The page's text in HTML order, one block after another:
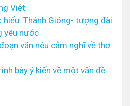
Việt
hiểu: Thánh Gióng- tượng đài
yêu nước
văn nêu cảm nghĩ về thơ
bày ý kiến về một vấn đề